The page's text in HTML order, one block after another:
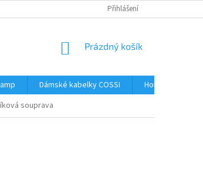
Přihlášení
NÁKUPNÍ
Prázdný košík
Dámské kabelky COSSI Hobby
souprava